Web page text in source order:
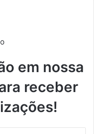
em nossa
receber